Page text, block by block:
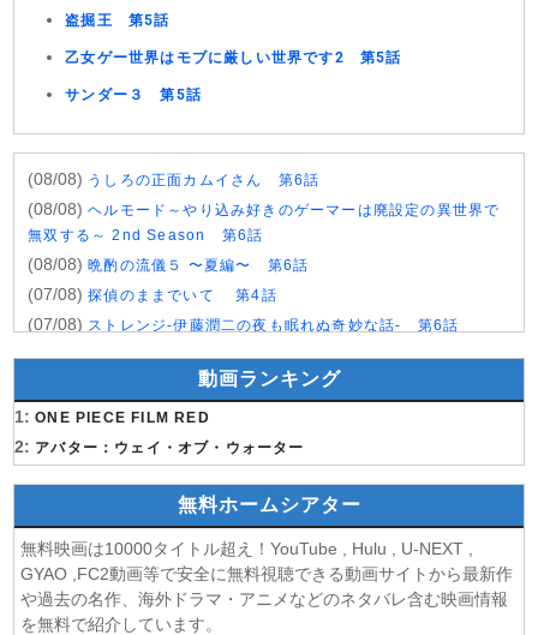
盗掘王 第5話
乙女ゲー世界はモブに厳しい世界です2 第5話
サンダー３ 第5話
(08/08) うしろの正面カムイさん 第6話
(08/08)ヘルモード～やり込み好きのゲーマーは廃設定の異世界で
無双する～ 2nd Season 第6話
(08/08)晩酌の流儀５ 〜夏編〜 第6話
(07/08)探偵のままでいて 第4話
(07/08) ストレンジ-伊藤潤二の夜も眠れぬ奇妙な話- 第6話
(07/08)逃げ上手の若君 第二期 第4話
神の雫 第18話
(07/08)うちの弟どもがすみません 第6話
(07/08)これ描いて死ね 第6話
説になっていた。 第6話
(07/08)領民0人スタートの辺境領主様 第6話
(07/08)しもべの王子様 第6話
(07/08) 転生したらスライムだった件 第4期 第17話
(07/08)金曜ロードショー 動画 2026年8月7日
動画ランキング
1: ONE PIECE FILM RED
2: アバター：ウェイ・オブ・ウォーター
無料ホームシアター
無料映画は10000タイトル超え！YouTube , Hulu , U-NEXT ,
GYAO ,FC2動画等で安全に無料視聴できる動画サイトから最新作
や過去の名作、海外ドラマ・アニメなどのネタバレ含む映画情報
を無料で紹介しています。